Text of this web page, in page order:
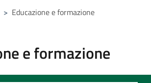
> Educazione e formazione
e formazione